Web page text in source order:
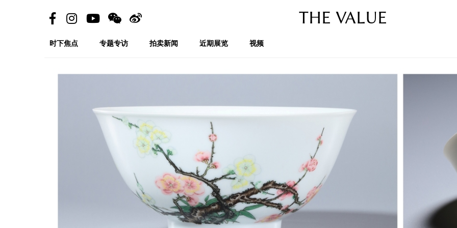
THE VALUE
时下焦点 专题专访 拍卖新闻 近期展览 视频